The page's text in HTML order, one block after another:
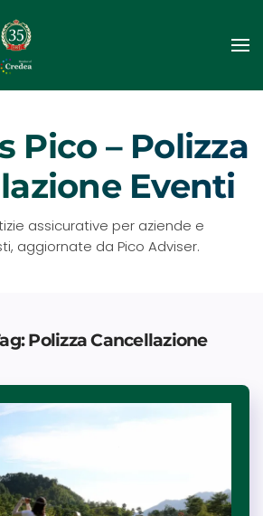
Pico – Polizza
Eventi
assicurative per aziende e
aggiornate da Pico Adviser.
Polizza Cancellazione